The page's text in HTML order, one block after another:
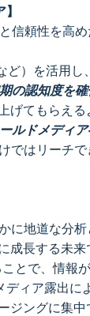
信頼性を高め
ど）を活用し
の認知度を確
げてもらえる
ルドメディ
ではリーチで
に地道な分析
成長する未来
とで、情報
ディア露出に
ジングに集